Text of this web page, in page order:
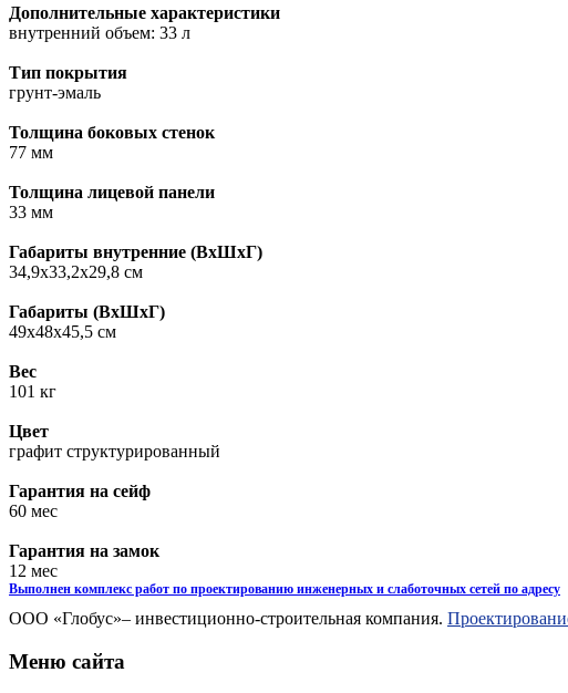
Дополнительные характеристики
внутренний объем: 33 л
Тип покрытия
грунт-эмаль
Толщина боковых стенок
77 мм
Толщина лицевой панели
33 мм
Габариты внутренние (ВxШxГ)
34,9х33,2х29,8 см
Габариты (ВxШxГ)
49х48х45,5 см
Вес
101 кг
Цвет
графит структурированный
Гарантия на сейф
60 мес
Гарантия на замок
12 мес
Выполнен комплекс работ по проектированию инженерных и слаботочных сетей по адресу
ООО «Глобус»– инвестиционно-строительная компания.
Меню сайта